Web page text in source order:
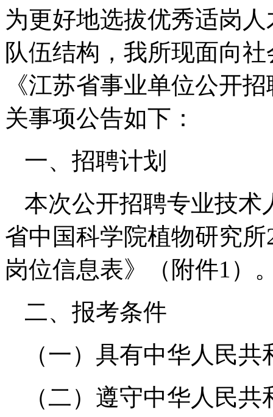
为更好地选拔优秀适岗
队伍结构，我所现面向
《江苏省事业单位公开
关事项公告如下：
一、招聘计划
本次公开招聘专业技术
省中国科学院植物研究
岗位信息表》（附件1）
二、报考条件
（一）具有中华人民
（二）遵守中华人民